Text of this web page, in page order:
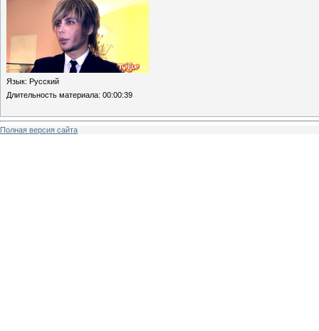
Язык: Русский
Длительность материала: 00:00:39
Полная версия сайта